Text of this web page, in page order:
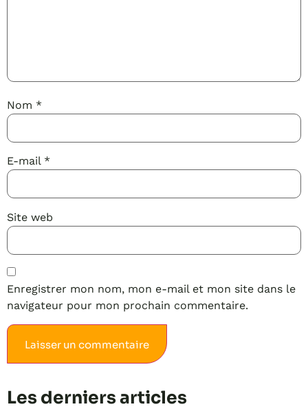
Nom *
E-mail *
Site web
Enregistrer mon nom, mon e-mail et mon site dans le
navigateur pour mon prochain commentaire.
Les derniers articles